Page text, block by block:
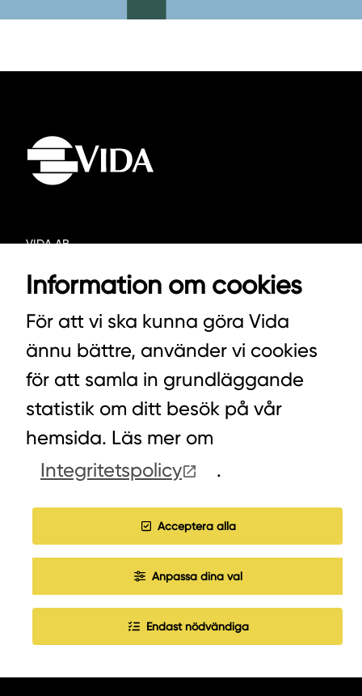
VIDA AB
BOX 100
342 21 ALVESTA
VÄXEL HUVUDKONTORET: 0472-439 00
VÄXEL PELLETS/STALLSTRÖ: 0393-216 50
HITTA INKÖPARE
COOKIES
JOBBA HOS OSS
Information om cookies
För att vi ska kunna göra Vida
ännu bättre, använder vi cookies
för att samla in grundläggande
statistik om ditt besök på vår
hemsida. Läs mer om
Integritetspolicy
.
Acceptera alla
Anpassa dina val
Endast nödvändiga